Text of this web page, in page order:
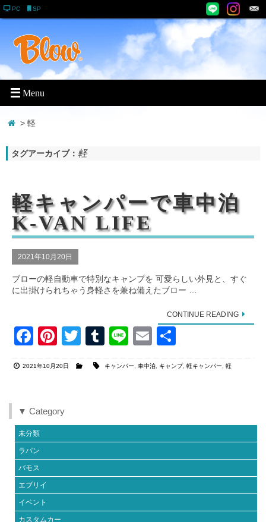
PC SP
> 軽
タグアーカイブ： 軽
軽キャンパーで車中泊
K-VAN LIFE
2021年10月20日
ブローの軽自動車で特別なキャンプを 可愛らしい外見と、すぐ
に出掛けられちゃう身軽さを兼ね備えたブロー …
CONTINUE READING
F
c
b
o
o
k
Pi
er
st
T
tt
T
m
Li
e
E
ail
2021年10月20日 キャンパー 車中泊, キャンプ, 軽キャンパー 軽
▼ Category
未分類
ラパン
バモス
エブリイ
イベント
カスタムカー